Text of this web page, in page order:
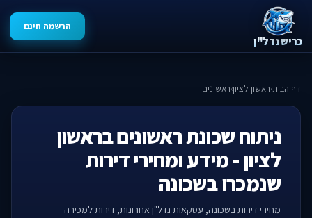
כריש נדל"ן
הרשמה חינם
דף הבית›ראשון לציון›ראשונים
ניתוח שכונת ראשונים בראשון
לציון - מידע ומחירי דירות
שנמכרו בשכונה
מחירי דירות בשכונה, עסקאות נדל"ן אחרונות, דירות למכירה